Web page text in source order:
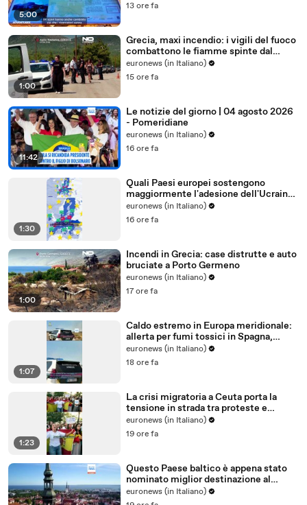
5:00
13 ore fa
1:00
Grecia, maxi incendio: i vigili del fuoco
combattono le fiamme spinte dal
vento
euronews (in Italiano)
15 ore fa
11:42
Le notizie del giorno | 04 agosto 2026
- Pomeridiane
euronews (in Italiano)
16 ore fa
1:30
Quali Paesi europei sostengono
maggiormente l'adesione dell'Ucraina
all'Ue?
euronews (in Italiano)
16 ore fa
1:00
Incendi in Grecia: case distrutte e auto
bruciate a Porto Germeno
euronews (in Italiano)
17 ore fa
1:07
Caldo estremo in Europa meridionale:
allerta per fumi tossici in Spagna,
Francia ferma reattori
euronews (in Italiano)
18 ore fa
1:23
La crisi migratoria a Ceuta porta la
tensione in strada tra proteste e
critiche al governo
euronews (in Italiano)
19 ore fa
Questo Paese baltico è appena stato
nominato miglior destinazione al
mondo per trasferirsi nel 2026
euronews (in Italiano)